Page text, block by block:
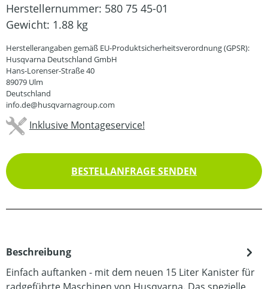
Herstellernummer: 580 75 45-01
Gewicht: 1.88 kg
Herstellerangaben gemäß EU-Produktsicherheitsverordnung (GPSR):
Husqvarna Deutschland GmbH
Hans-Lorenser-Straße 40
89079 Ulm
Deutschland
info.de@husqvarnagroup.com
Inklusive Montageservice!
BESTELLANFRAGE SENDEN
Beschreibung
Einfach auftanken - mit dem neuen 15 Liter Kanister für